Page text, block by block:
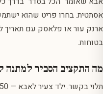
אסתטית. בחרו פריט שהוא
ארנק עור או פלאסק עם תאריך
בטוחות.
מה התקציב הסביר למתנה